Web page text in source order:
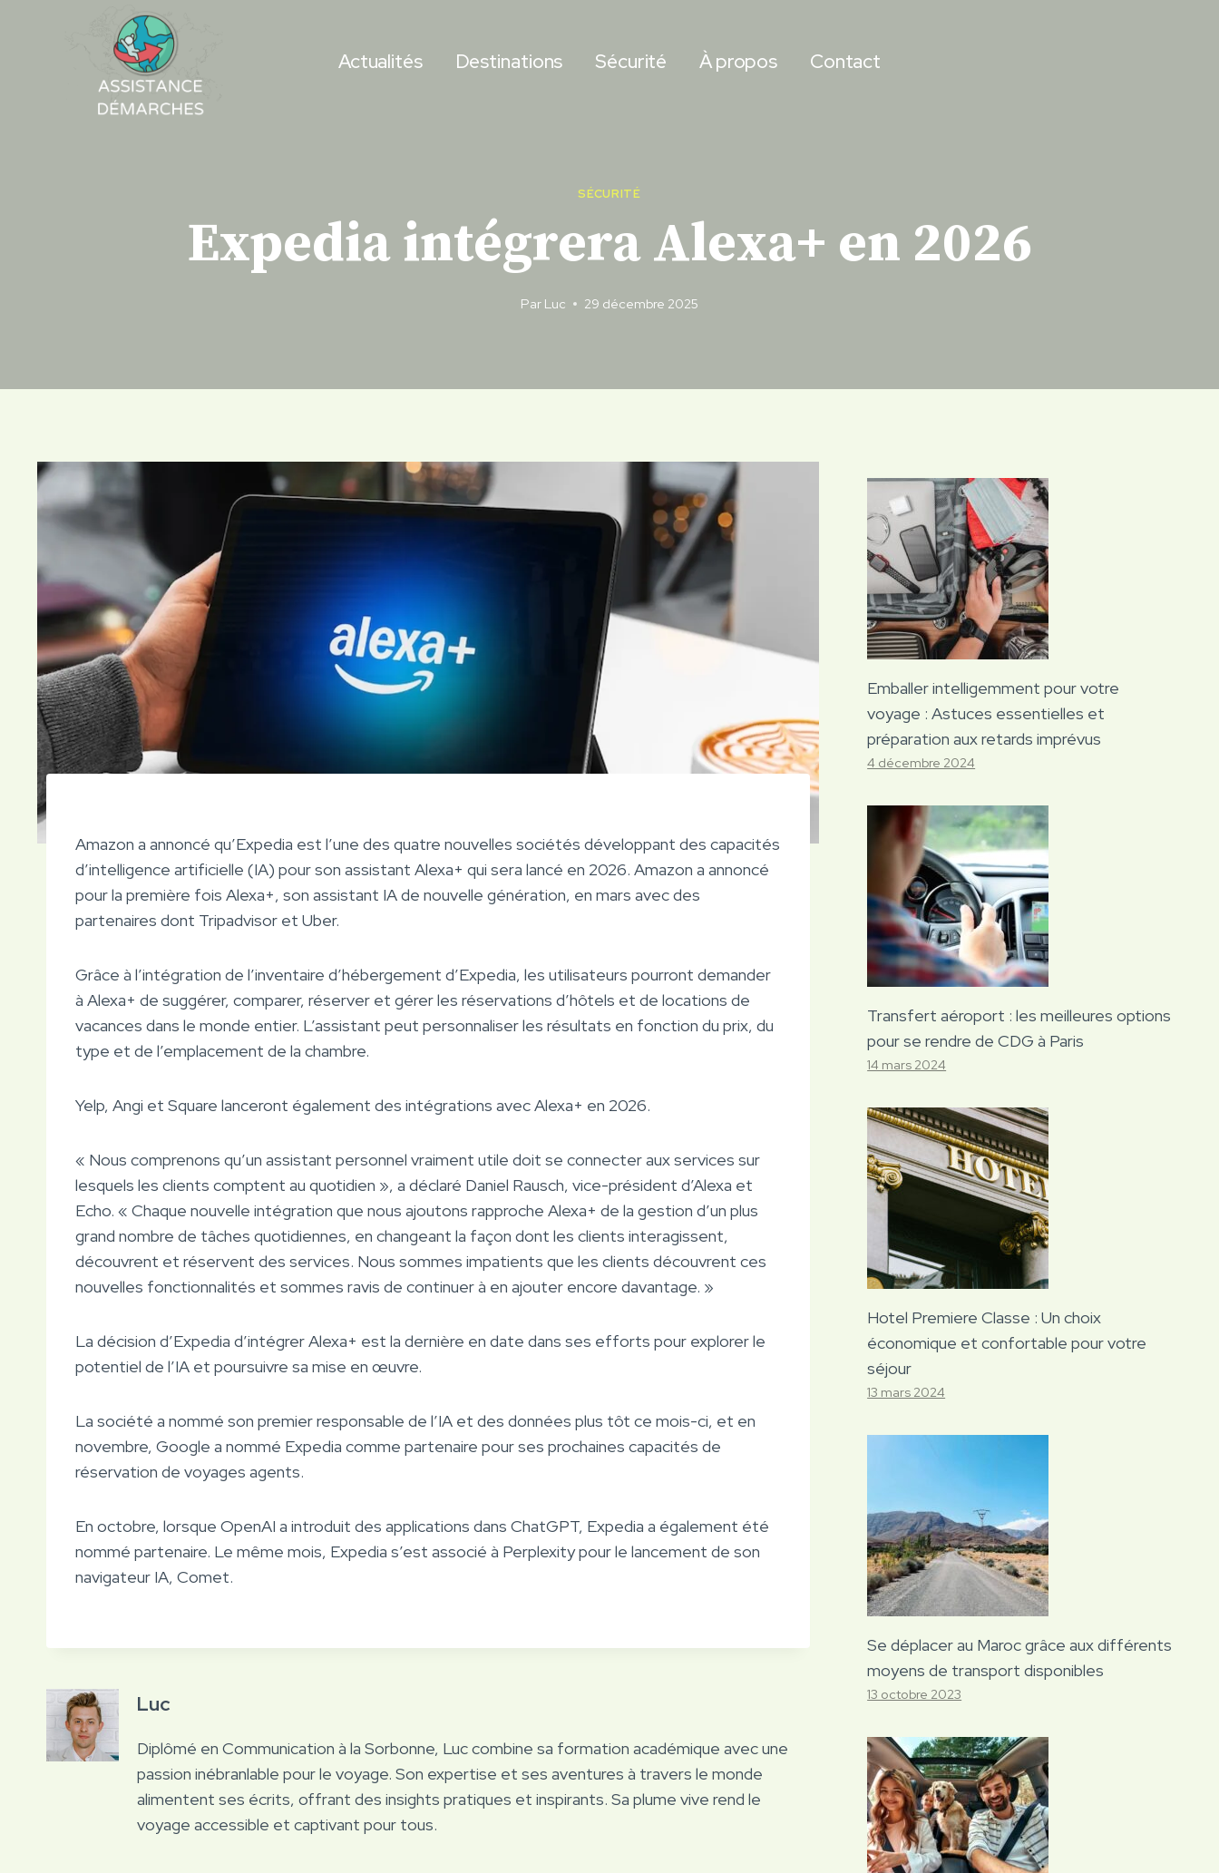
Actualités Destinations Sécurité À propos Contact
SÉCURITÉ
Expedia intégrera Alexa+ en 2026
Par Luc 29 décembre 2025
Amazon a annoncé qu’Expedia est l’une des quatre nouvelles sociétés développant des capacités
d’intelligence artificielle (IA) pour son assistant Alexa+ qui sera lancé en 2026. Amazon a annoncé
pour la première fois Alexa+, son assistant IA de nouvelle génération, en mars avec des
partenaires dont Tripadvisor et Uber.
Grâce à l’intégration de l’inventaire d’hébergement d’Expedia, les utilisateurs pourront demander
à Alexa+ de suggérer, comparer, réserver et gérer les réservations d’hôtels et de locations de
vacances dans le monde entier. L’assistant peut personnaliser les résultats en fonction du prix, du
type et de l’emplacement de la chambre.
Yelp, Angi et Square lanceront également des intégrations avec Alexa+ en 2026.
« Nous comprenons qu’un assistant personnel vraiment utile doit se connecter aux services sur
lesquels les clients comptent au quotidien », a déclaré Daniel Rausch, vice-président d’Alexa et
Echo. « Chaque nouvelle intégration que nous ajoutons rapproche Alexa+ de la gestion d’un plus
grand nombre de tâches quotidiennes, en changeant la façon dont les clients interagissent,
découvrent et réservent des services. Nous sommes impatients que les clients découvrent ces
nouvelles fonctionnalités et sommes ravis de continuer à en ajouter encore davantage. »
La décision d’Expedia d’intégrer Alexa+ est la dernière en date dans ses efforts pour explorer le
potentiel de l’IA et poursuivre sa mise en œuvre.
La société a nommé son premier responsable de l’IA et des données plus tôt ce mois-ci, et en
novembre, Google a nommé Expedia comme partenaire pour ses prochaines capacités de
réservation de voyages agents.
En octobre, lorsque OpenAI a introduit des applications dans ChatGPT, Expedia a également été
nommé partenaire. Le même mois, Expedia s’est associé à Perplexity pour le lancement de son
navigateur IA, Comet.
Luc
Diplômé en Communication à la Sorbonne, Luc combine sa formation académique avec une
passion inébranlable pour le voyage. Son expertise et ses aventures à travers le monde
alimentent ses écrits, offrant des insights pratiques et inspirants. Sa plume vive rend le
voyage accessible et captivant pour tous.
Emballer intelligemment pour votre
voyage : Astuces essentielles et
préparation aux retards imprévus
4 décembre 2024
Transfert aéroport : les meilleures options
pour se rendre de CDG à Paris
14 mars 2024
Hotel Premiere Classe : Un choix
économique et confortable pour votre
séjour
13 mars 2024
Se déplacer au Maroc grâce aux différents
moyens de transport disponibles
13 octobre 2023